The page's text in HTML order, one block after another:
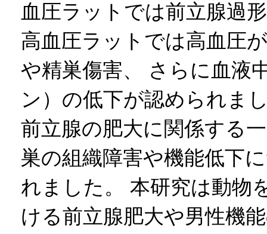
血圧ラットでは前立腺過
高血圧ラットでは高血圧
や精巣傷害、 さらに血液
ン）の低下が認められま
前立腺の肥大に関係する
巣の組織障害や機能低下
れました。 本研究は動物
ける前立腺肥大や男性機